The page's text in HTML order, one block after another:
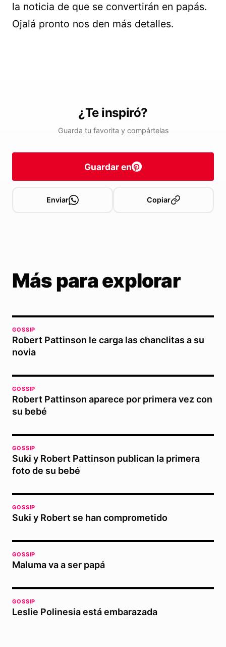
la noticia de que se convertirán en papás.
Ojalá pronto nos den más detalles.
¿Te inspiró?
Guarda tu favorita y compártelas
Guardar en
Enviar Copiar
Más para explorar
GOSSIP
Robert Pattinson le carga las chanclitas a su
novia
GOSSIP
Robert Pattinson aparece por primera vez con
su bebé
GOSSIP
Suki y Robert Pattinson publican la primera
foto de su bebé
GOSSIP
Suki y Robert se han comprometido
GOSSIP
Maluma va a ser papá
GOSSIP
Leslie Polinesia está embarazada